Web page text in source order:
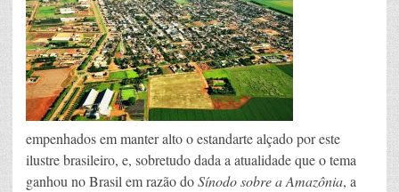
empenhados em manter alto o estandarte alçado por este
ilustre brasileiro, e, sobretudo dada a atualidade que o tema
ganhou no Brasil em razão doSínodo sobre a Amazônia, a